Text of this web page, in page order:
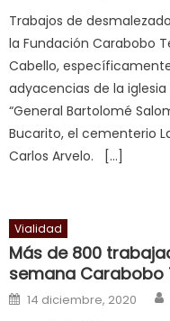
milf
in
squirting ,
आपक
न
ह
भ
च
त
क
स
Trabajos de
la Fundación Carabobo
Cabello,
adyacencias de la
“General Bartolomé
Bucarito, el cementerio
Carlos Arvelo. […]
Vialidad
Más de 800
semana Carabobo
Posted on
14 diciembre, 2020